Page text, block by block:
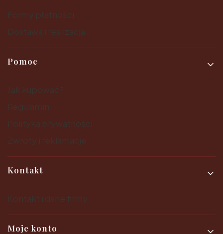
Pomoc
Kontakt
Moje konto